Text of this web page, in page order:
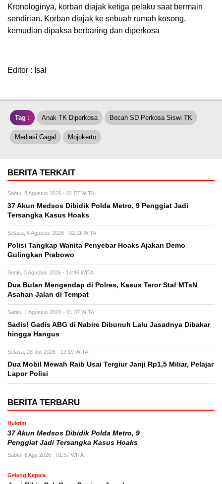
Kronologinya, korban diajak ketiga pelaku saat bermain
sendirian. Korban diajak ke sebuah rumah kosong,
kemudian dipaksa berbaring dan diperkosa
Editor : Isal
Tag : Anak TK Diperkosa Bocah SD Perkosa Siswi TK
Mediasi Gagal Mojokerto
BERITA TERKAIT
Sabtu, 8 Agustus 2026 - 01:57 WITA
37 Akun Medsos Dibidik Polda Metro, 9 Penggiat Jadi
Tersangka Kasus Hoaks
Selasa, 4 Agustus 2026 - 02:11 WITA
Polisi Tangkap Wanita Penyebar Hoaks Ajakan Demo
Gulingkan Prabowo
Senin, 3 Agustus 2026 - 14:46 WITA
Dua Bulan Mengendap di Polres, Kasus Teror Staf MTsN
Asahan Jalan di Tempat
Sabtu, 1 Agustus 2026 - 01:37 WITA
Sadis! Gadis ABG di Nabire Dibunuh Lalu Jasadnya Dibakar
hingga Hangus
Selasa, 28 Juli 2026 - 13:19 WITA
Dua Mobil Mewah Raib Usai Tergiur Janji Rp1,5 Miliar, Pelajar
Lapor Polisi
BERITA TERBARU
Hukrim
37 Akun Medsos Dibidik Polda Metro, 9
Penggiat Jadi Tersangka Kasus Hoaks
Sabtu, 8 Agu 2026 - 01:57 WITA
Geleng Kepala